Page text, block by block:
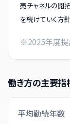
売チャネルの開
を続けていく方針
※2025年度提
働き方の主要指
平均勤続年数